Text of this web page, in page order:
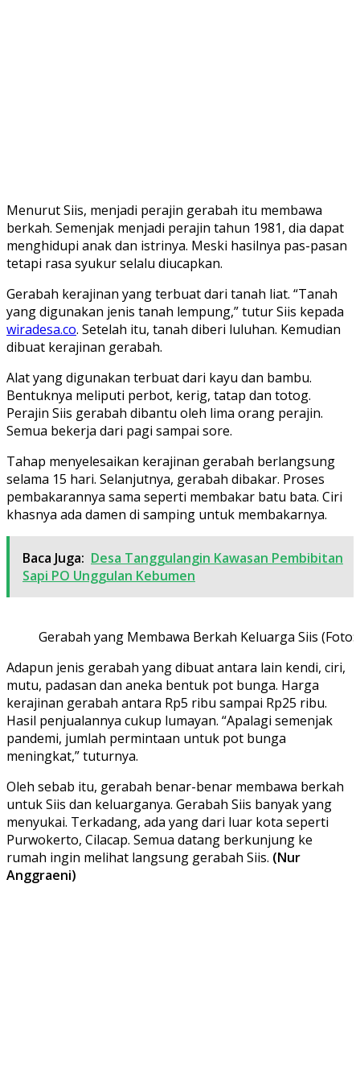
Menurut Siis, menjadi perajin gerabah itu membawa
berkah. Semenjak menjadi perajin tahun 1981, dia dapat
menghidupi anak dan istrinya. Meski hasilnya pas-pasan
tetapi rasa syukur selalu diucapkan.
Gerabah kerajinan yang terbuat dari tanah liat. “Tanah
yang digunakan jenis tanah lempung,” tutur Siis kepada
wiradesa.co. Setelah itu, tanah diberi luluhan. Kemudian
dibuat kerajinan gerabah.
Alat yang digunakan terbuat dari kayu dan bambu.
Bentuknya meliputi perbot, kerig, tatap dan totog.
Perajin Siis gerabah dibantu oleh lima orang perajin.
Semua bekerja dari pagi sampai sore.
Tahap menyelesaikan kerajinan gerabah berlangsung
selama 15 hari. Selanjutnya, gerabah dibakar. Proses
pembakarannya sama seperti membakar batu bata. Ciri
khasnya ada damen di samping untuk membakarnya.
Baca Juga: Desa Tanggulangin Kawasan Pembibitan
Sapi PO Unggulan Kebumen
Gerabah yang Membawa Berkah Keluarga Siis
Adapun jenis gerabah yang dibuat antara lain kendi, ciri,
mutu, padasan dan aneka bentuk pot bunga. Harga
kerajinan gerabah antara Rp5 ribu sampai Rp25 ribu.
Hasil penjualannya cukup lumayan. “Apalagi semenjak
pandemi, jumlah permintaan untuk pot bunga
meningkat,” tuturnya.
Oleh sebab itu, gerabah benar-benar membawa berkah
untuk Siis dan keluarganya. Gerabah Siis banyak yang
menyukai. Terkadang, ada yang dari luar kota seperti
Purwokerto, Cilacap. Semua datang berkunjung ke
rumah ingin melihat langsung gerabah Siis. (Nur
Anggraeni)